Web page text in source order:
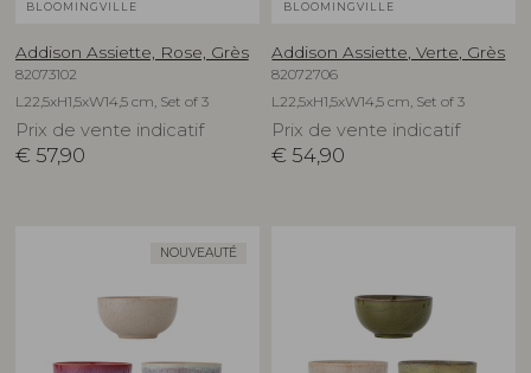
BLOOMINGVILLE
Addison Assiette, Rose, Grès
82073102
L22,5xH1,5xW14,5 cm, Set of 3
Prix de vente indicatif
€ 57,90
BLOOMINGVILLE
Addison Assiette, Verte, Grès
82072706
L22,5xH1,5xW14,5 cm, Set of 3
Prix de vente indicatif
€ 54,90
NOUVEAUTÉ